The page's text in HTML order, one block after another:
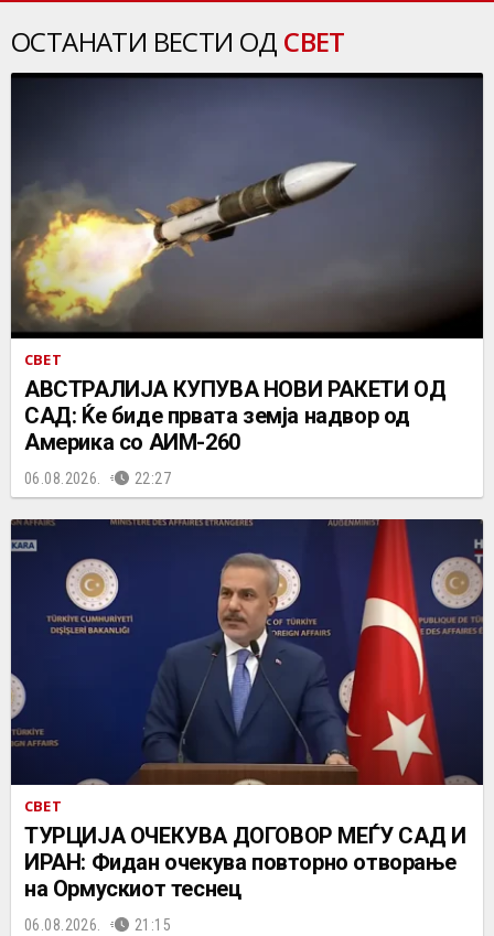
ОСТАНАТИ ВЕСТИ ОД СВЕТ
СВЕТ
АВСТРАЛИЈА КУПУВА НОВИ РАКЕТИ ОД
САД: Ќе биде првата земја надвор од
Америка со АИМ-260
06.08.2026. 22:27
СВЕТ
ТУРЦИЈА ОЧЕКУВА ДОГОВОР МЕЃУ САД И
ИРАН: Фидан очекува повторно отворање
на Ормускиот теснец
06.08.2026. 21:15